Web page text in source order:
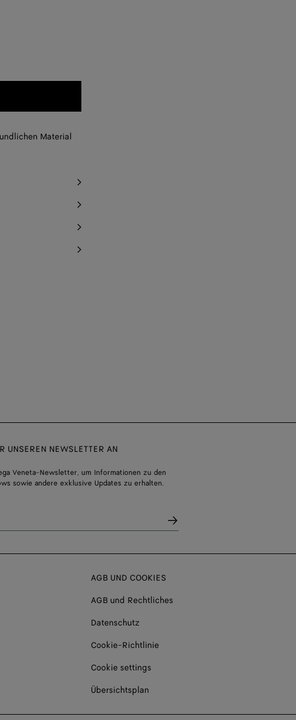
Material
UNSEREN NEWSLETTER AN
Veneta-Newsletter, um Informationen zu den
sowie andere exklusive Updates zu erhalten.
AGB UND COOKIES
AGB und Rechtliches
Datenschutz
Cookie-Richtlinie
Cookie settings
Übersichtsplan